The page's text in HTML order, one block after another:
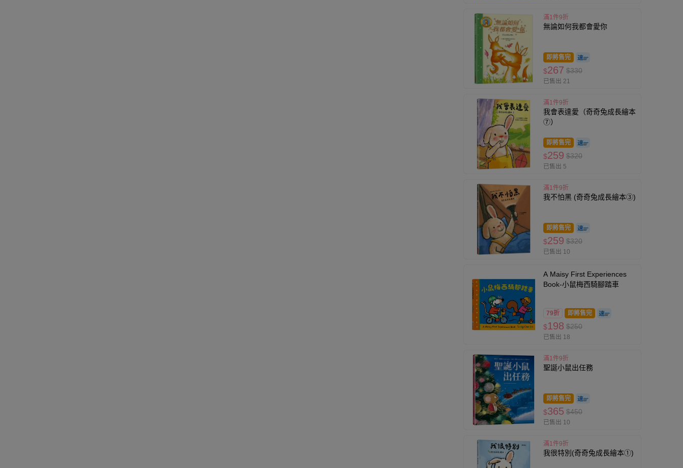
滿1件9折
無論如何我都會愛你
即將售完
$267 $330
已售出 21
滿1件9折
我會表達愛（奇奇兔成長繪本
⑦）
即將售完
$259 $320
已售出 5
滿1件9折
我不怕黑 (奇奇兔成長繪本③)
即將售完
$259 $320
已售出 10
A Maisy First Experiences
Book-小鼠梅西騎腳踏車
79折 即將售完
$198 $250
已售出 18
滿1件9折
聖誕小鼠出任務
即將售完
$365 $450
已售出 10
滿1件9折
我很特別(奇奇兔成長繪本①)